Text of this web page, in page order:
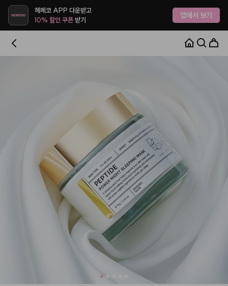
헤메코 APP 다운받고
10% 할인 쿠폰받기 앱에서 보기